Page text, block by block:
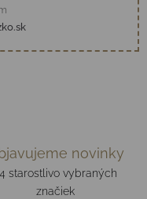
novinky
starostlivo vybraných
značiek